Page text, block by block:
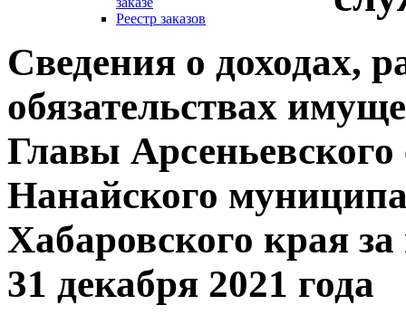
Реестр заказов
Сведения о доходах,
обязательствах
Главы Арсеньевского
Нанайского
Хабаровского края
31 декабря 2021 года